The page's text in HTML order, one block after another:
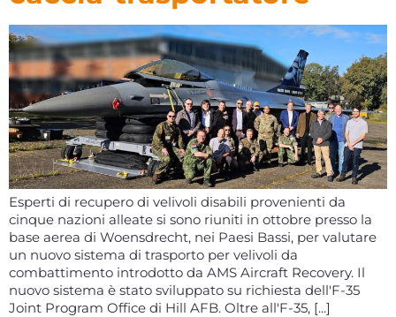
Esperti di recupero di velivoli disabili provenienti da
cinque nazioni alleate si sono riuniti in ottobre presso la
base aerea di Woensdrecht, nei Paesi Bassi, per valutare
un nuovo sistema di trasporto per velivoli da
combattimento introdotto da AMS Aircraft Recovery. Il
nuovo sistema è stato sviluppato su richiesta dell'F-35
Joint Program Office di Hill AFB. Oltre all'F-35, [...]